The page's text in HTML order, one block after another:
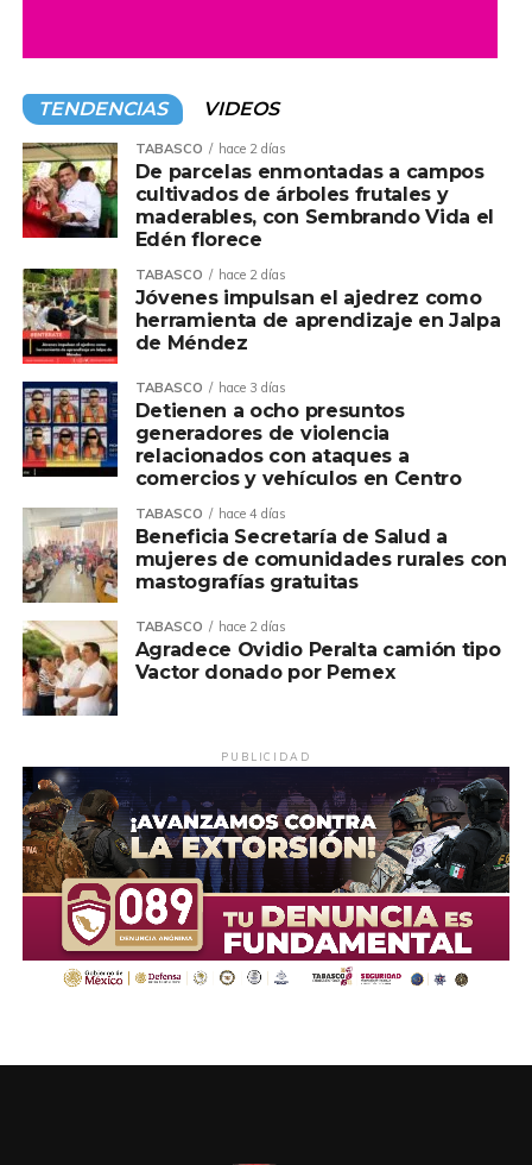
TENDENCIAS VIDEOS
TABASCO hace 2 días
De parcelas enmontadas a campos
cultivados de árboles frutales y
maderables, con Sembrando Vida el
Edén florece
TABASCO hace 2 días
Jóvenes impulsan el ajedrez como
herramienta de aprendizaje en Jalpa
de Méndez
TABASCO hace 3 días
Detienen a ocho presuntos
generadores de violencia
relacionados con ataques a
comercios y vehículos en Centro
TABASCO hace 4 días
Beneficia Secretaría de Salud a
mujeres de comunidades rurales con
mastografías gratuitas
TABASCO hace 2 días
Agradece Ovidio Peralta camión tipo
Vactor donado por Pemex
PUBLICIDAD